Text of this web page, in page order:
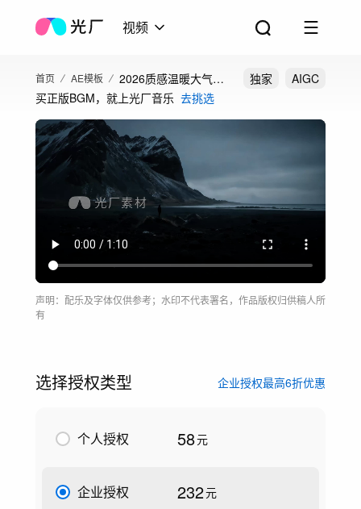
视频
首页 AE模板
2026质感温暖大气创
意年度混剪宣传片头
独家
AIGC
买正版BGM，就上光厂音乐 去挑选
声明：配乐及字体仅供参考；水印不代表署名，作品版权归供稿人所
有
选择授权类型 企业授权最高6折优惠
个人授权 58元
企业授权 232元